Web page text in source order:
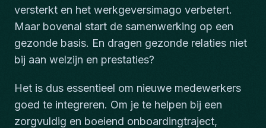
versterkt en het werkgeversimago verbetert.
Maar bovenal start de samenwerking op een
gezonde basis. En dragen gezonde relaties niet
bij aan welzijn en prestaties?
Het is dus essentieel om nieuwe medewerkers
goed te integreren. Om je te helpen bij een
zorgvuldig en boeiend onboardingtraject,